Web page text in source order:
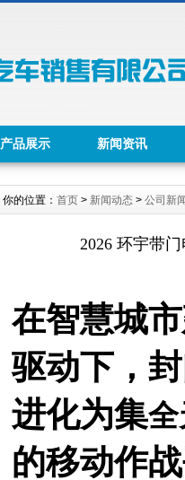
产品展示 新闻资讯
你的位置： 首页 > 新闻动态 > 公司新
2026 环宇带
在智慧城
驱动下，
进化为集
的移动作